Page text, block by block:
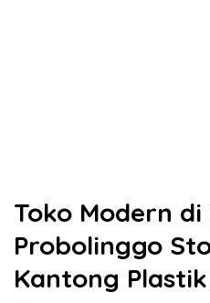
Toko Modern di
Probolinggo
Kantong Plastik